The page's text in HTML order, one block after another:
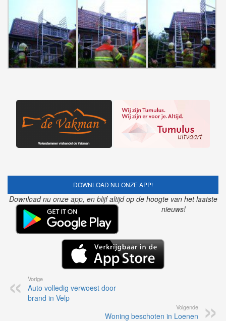
DOWNLOAD NU ONZE APP!
Download nu onze app, en blijf altijd op de hoogte van het laatste
nieuws!
Vorige
Auto volledig verwoest door
brand in Velp
Volgende
Woning beschoten in Loenen